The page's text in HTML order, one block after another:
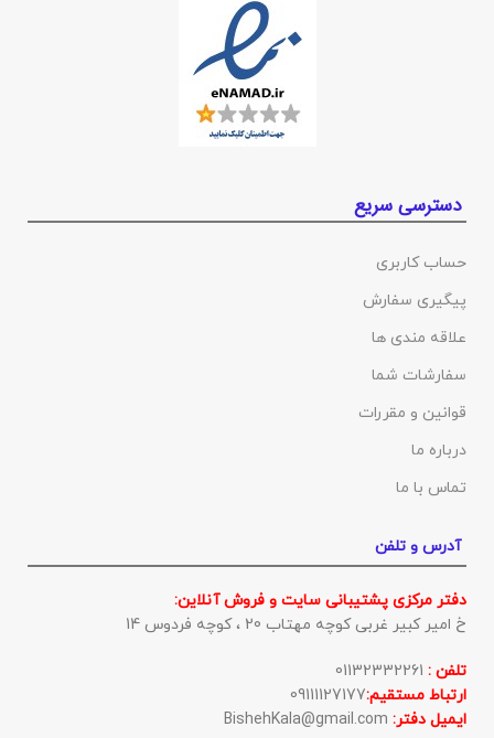
دسترسی سریع
حساب کاربری
پیگیری سفارش
علاقه مندی ها
سفارشات شما
قوانین و مقررات
درباره ما
تماس با ما
آدرس و تلفن
دفتر مرکزی پشتیبانی سایت و فروش آنلاین:
خ امیر کبیر غربی کوچه مهتاب 20 ، کوچه فردوس 14
تلفن :
ارتباط مستقیم:09111127177
ایمیل دفتر: